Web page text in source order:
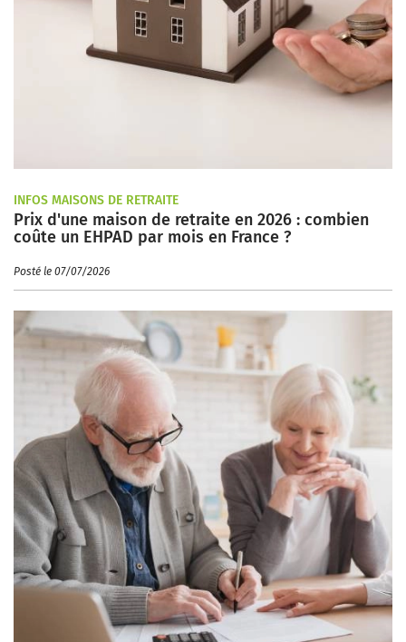
INFOS MAISONS DE RETRAITE
Prix d'une maison de retraite en 2026 : combien
coûte un EHPAD par mois en France ?
Posté le 07/07/2026